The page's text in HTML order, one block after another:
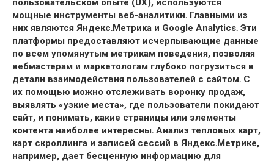
мощные инструменты веб-аналитики․ Главными из
них являются Яндекс․Метрика и Google Analytics․ Эти
платформы предоставляют исчерпывающие данные
по всем упомянутым метрикам поведения, позволяя
вебмастерам и маркетологам глубоко погрузиться в
детали взаимодействия пользователей с сайтом․ С
их помощью можно отслеживать воронку продаж,
выявлять «узкие места», где пользователи покидают
сайт, и понимать, какие страницы или элементы
контента наиболее интересны․ Анализ тепловых карт,
карт скроллинга и записей сессий в Яндекс․Метрике,
например, дает бесценную информацию для